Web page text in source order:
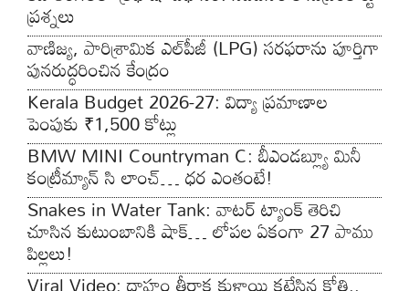
ప్రశ్నలు
వాణిజ్య, పారిశ్రామిక ఎల్‌పీజీ (LPG) సరఫరాను పూర్తిగా
పునరుద్ధరించిన కేంద్రం
Kerala Budget 2026-27: విద్యా ప్రమాణాల
పెంపుకు ₹1,500 కోట్లు
BMW MINI Countryman C: బీఎండబ్ల్యూ మినీ
కంట్రీమ్యాన్ సి లాంచ్… ధర ఎంతంటే!
Snakes in Water Tank: వాటర్ ట్యాంక్ తెరిచి
చూసిన కుటుంబానికి షాక్… లోపల ఏకంగా 27 పాము
పిల్లలు!